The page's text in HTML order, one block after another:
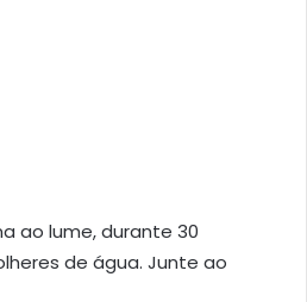
ao lume, durante 30
de água. Junte ao